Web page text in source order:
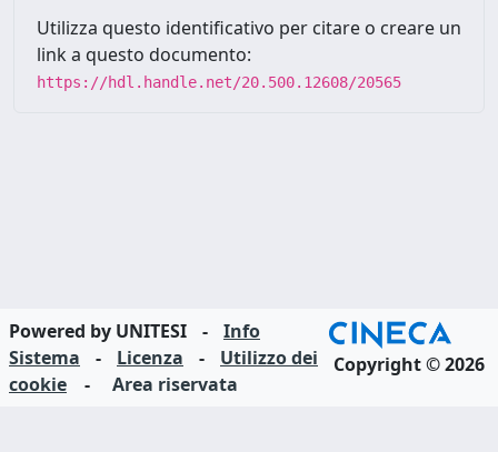
Utilizza questo identificativo per citare o creare un
link a questo documento:
https://hdl.handle.net/20.500.12608/20565
Powered by UNITESI -
Info
Sistema
- Licenza -
Utilizzo dei
cookie
- Area riservata
Copyright © 2026